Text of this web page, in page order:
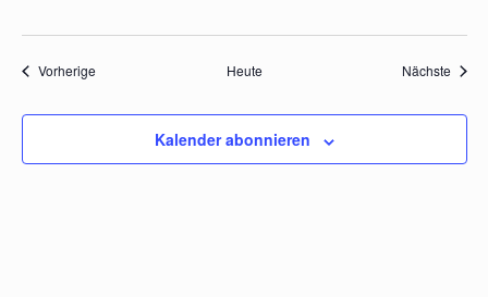
VorherigeVeranstaltungen Heute Nächste
Kalender abonnieren